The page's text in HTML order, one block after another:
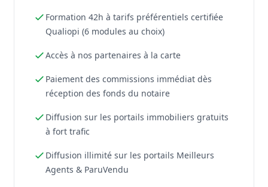
Formation 42h à tarifs préférentiels certifiée
Qualiopi (6 modules au choix)
Accès à nos partenaires à la carte
Paiement des commissions immédiat dès
réception des fonds du notaire
Diffusion sur les portails immobiliers gratuits
à fort trafic
Diffusion illimité sur les portails Meilleurs
Agents & ParuVendu